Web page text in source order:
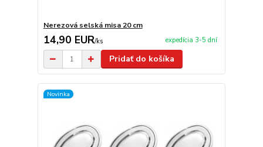
Nerezová selská misa 20 cm
14,90 EUR/ks expedícia 3-5 dní
Pridať do košíka
Novinka